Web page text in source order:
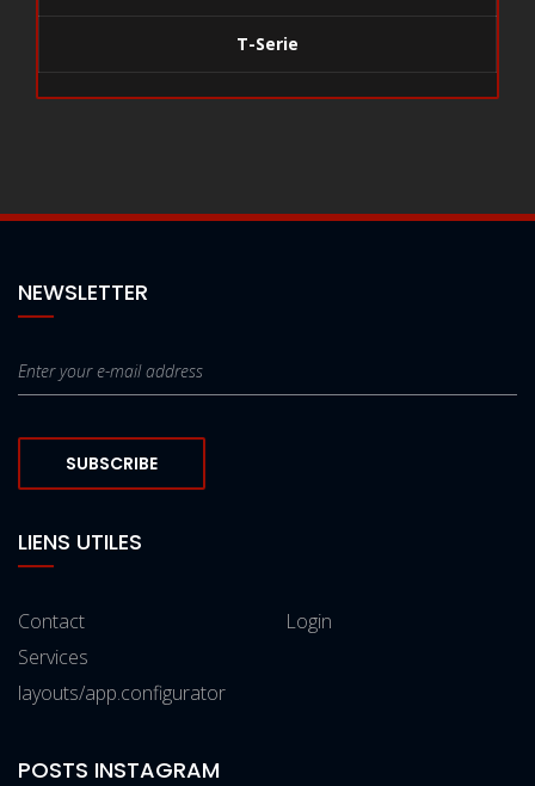
T-Serie
NEWSLETTER
SUBSCRIBE
LIENS UTILES
Contact
Services
layouts/app.configurator
Login
POSTS INSTAGRAM